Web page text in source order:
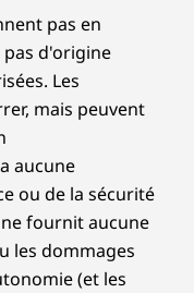
le modèle et la
pas en
d'origine
Les
mais peuvent
aucune
ou de la sécurité
fournit aucune
les dommages
(et les